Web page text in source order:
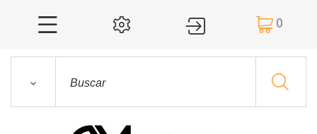
    0